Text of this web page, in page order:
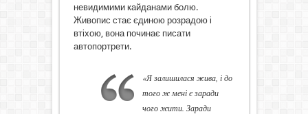
невидимими кайданами болю.
Живопис стає єдиною розрадою і
втіхою, вона починає писати
автопортрети.
«Я залишилася жива, і до
того ж мені є заради
чого жити. Заради